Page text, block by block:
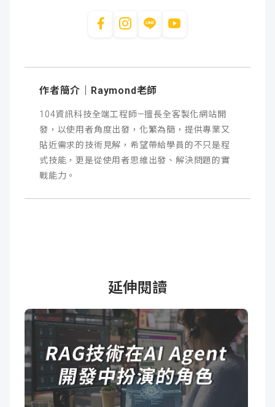
作者簡介｜Raymond老師
104資訊科技全端工程師—擅長全客製化網站開
發，以使用者角度出發，化繁為簡，提供專業又
貼近需求的技術見解，希望帶給學員的不只是程
式技能，更是從使用者思維出發、解決問題的實
戰能力。
延伸閱讀